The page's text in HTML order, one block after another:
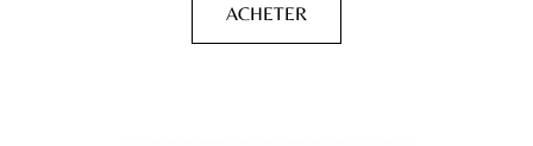
ACHETER